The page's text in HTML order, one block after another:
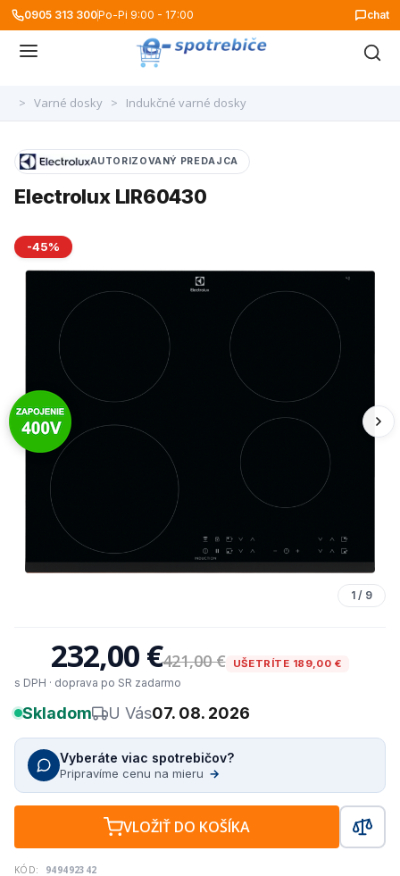
0905 313 300Po-Pi 9:00 - 17:00 chat
> Varné dosky > Indukčné varné dosky
-45%
1 / 9
AUTORIZOVANÝ PREDAJCA
Electrolux LIR60430
232,00 €421,00 € UŠETRÍTE 189,00 €
s DPH · doprava po SR zadarmo
Skladom U Vás07. 08. 2026
Vyberáte viac spotrebičov?
Pripravíme cenu na mieru →
VLOŽIŤ DO KOŠÍKA
KÓD: 949492342